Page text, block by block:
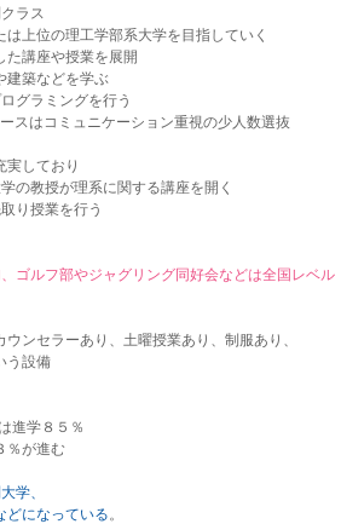
ラス
上位の理工学部系大学を目指していく
た講座や授業を展開
築などを学ぶ
グラミングを行う
スはコミュニケーション重視の少人数選抜
実しており
の教授が理系に関する講座を開く
り授業を行う
ゴルフ部やジャグリング同好会などは全国レベル
ウンセラーあり、土曜授業あり、制服あり、
う設備
進学８５％
％が進む
学、
どになっている。